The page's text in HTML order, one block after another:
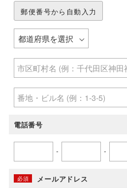
郵便番号から自動入力
電話番号
- -
メールアドレス
必須